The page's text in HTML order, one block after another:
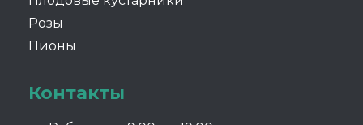
Розы
Пионы
Контакты